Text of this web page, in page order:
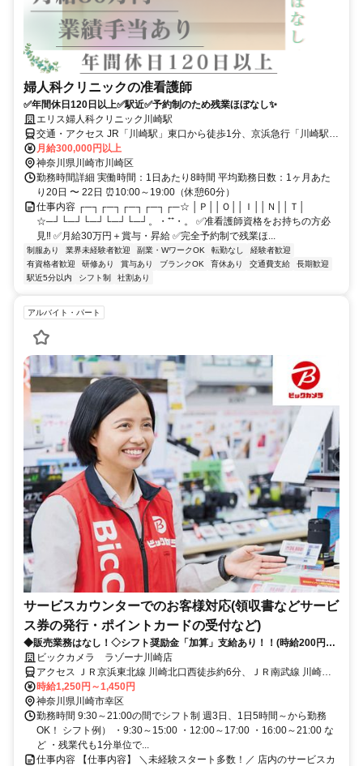
婦人科クリニックの准看護師
✅年間休日120日以上✅駅近✅予約制のため残業ほぼなし✨
エリス婦人科クリニック川崎駅
交通・アクセス JR「川崎駅」東口から徒歩1分、京浜急行「川崎駅」
から徒歩2分
月給300,000円以上
神奈川県川崎市川崎区
勤務時間詳細 実働時間：1日あたり8時間 平均勤務日数：1ヶ月あた
り20日 〜 22日 ⏰10:00～19:00（休憩60分）
仕事内容 ┌─┐┌─┐┌─┐┌─┐┌─☆ │Ｐ││Ｏ││Ｉ││Ｎ││Ｔ│
☆─┘└─┘└─┘└─┘└─┘。・⁺⁺・。 ✅准看護師資格をお持ちの方必
見‼ ✅月給30万円＋賞与・昇給 ✅完全予約制で残業ほ...
制服あり 業界未経験者歓迎 副業・WワークOK 転勤なし
経験者歓迎
有資格者歓迎
研修あり 賞与あり ブランクOK 育休あり 交通費支給
長期歓迎
駅近5分以内
シフト制 社割あり
アルバイト・パート
サービスカウンターでのお客様対応(領収書などサービ
ス券の発行・ポイントカードの受付など)
◆販売業務はなし！◇シフト奨励金「加算」支給あり！！(時給200円ア
ップ)◇年2回の賞与あり(規定有)！◇社割制度あり！◇未経験OK！◇川
崎駅直結！◇各種手当も充実！
ビックカメラ ラゾーナ川崎店
アクセス ＪＲ京浜東北線 川崎北口西徒歩約6分、ＪＲ南武線 川崎北
口西徒歩約6分、ＪＲ東海道本線 川崎北口西徒歩約6分
時給1,250円～1,450円
神奈川県川崎市幸区
勤務時間 9:30～21:00の間でシフト制 週3日、1日5時間～から勤務
OK！ シフト例） ・9:30～15:00 ・12:00～17:00 ・16:00～21:00 な
ど ・残業代も1分単位で...
仕事内容 【仕事内容】 ＼未経験スタート多数！／ 店内のサービスカ